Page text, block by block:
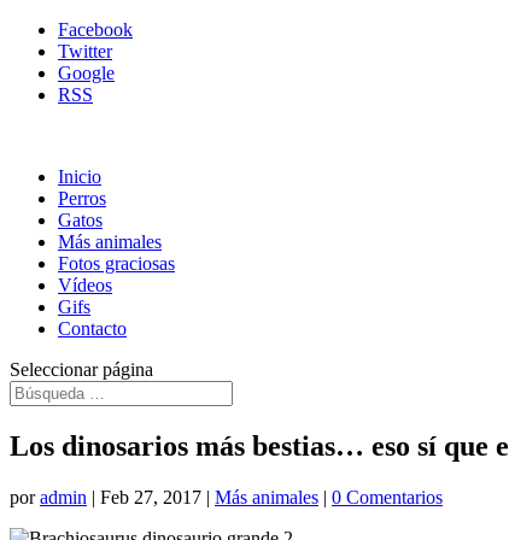
Facebook
Twitter
Google
RSS
Inicio
Perros
Gatos
Más animales
Fotos graciosas
Vídeos
Gifs
Contacto
Seleccionar página
Los dinosarios más bestias… eso sí que
poradmin | Feb 27, 2017 | Más animales | 0 Comentarios